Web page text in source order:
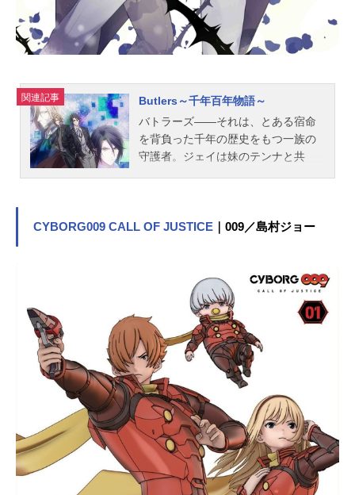
司猿飛木ノ葉丸：高橋英則カワキ：
内田...
関連記事
Butlers～千年百年物語～
バトラーズ――それは、とある宿命
を背負った千年の歴史をもつ一族の
守護者。ジェイは妹のテンナと共
る。テンナは時空の歪みに飲み込ま
のは、かつて暮らしていた屋敷が現
存する京常見(こよみ)学園。ジェイは
神宮司高馬と名乗り、学園に生徒会
長として在学し、過去の手がかりを
探す。すべてはかつての日々を取り
戻すため――。百年の想いが手繰り
寄せた再会と、決別。歴史に埋もれ
千年の血族の秘密と、宿命。そし
て、ジェイは世界の真実を知る。千
年の血縁と百年の思いが今、交錯す
る――。作品名Butlers～千年百年物
語～放送形態TVアニメスケジュール
2018年4月11日（水）～2018年6月2
CYBORG009 CALL OF JUSTICE ｜009／島村ジョー